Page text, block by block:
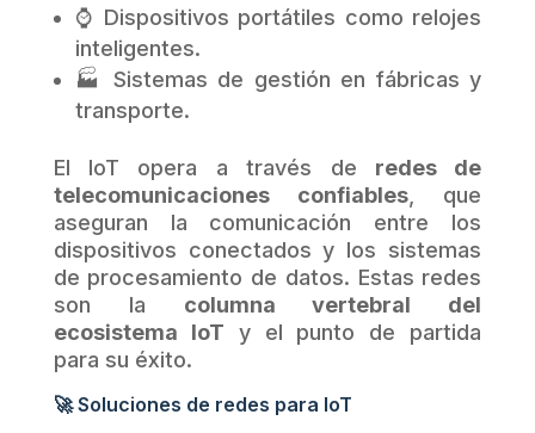
⌚ Dispositivos portátiles como relojes
inteligentes.
🏭 Sistemas de gestión en fábricas y
transporte.
El IoT opera a través de redes de
telecomunicaciones confiables , que
aseguran la comunicación entre los
dispositivos conectados y los sistemas
de procesamiento de datos. Estas redes
son la columna vertebral del
ecosistema IoT y el punto de partida
para su éxito.
🚀 Soluciones de redes para IoT